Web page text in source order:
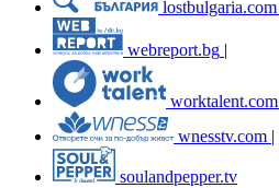
lostbulgaria.com
webreport.bg
worktalent.com
wnesstv.com |
soulandpepper.tv